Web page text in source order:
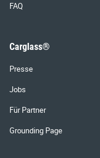
FAQ
Carglass®
Presse
Jobs
Für Partner
Grounding Page